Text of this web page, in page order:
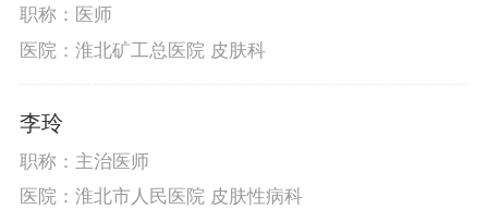
职称：医师
医院：淮北矿工总医院 皮肤科
李玲
职称：主治医师
医院：淮北市人民医院 皮肤性病科